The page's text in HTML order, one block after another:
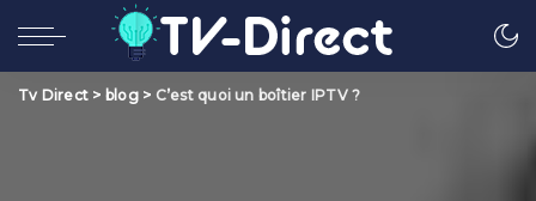
Tv Direct > blog> C’est quoi un boîtier IPTV ?